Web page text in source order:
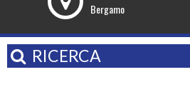
Bergamo
RICERCA